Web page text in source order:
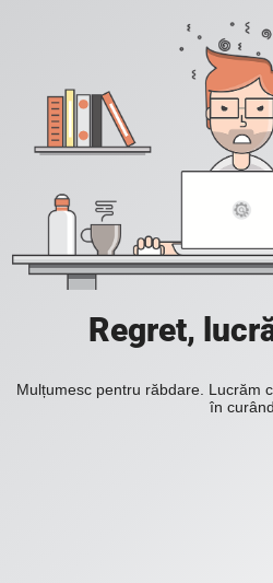
Regret,
Mulțumesc pentru răbdare. Lucrăm
în curând.